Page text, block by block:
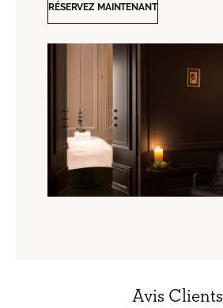
RÉSERVEZ MAINTENANT
Avis Clients